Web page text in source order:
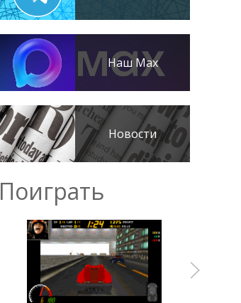
Наш Max
Новости
Поиграть